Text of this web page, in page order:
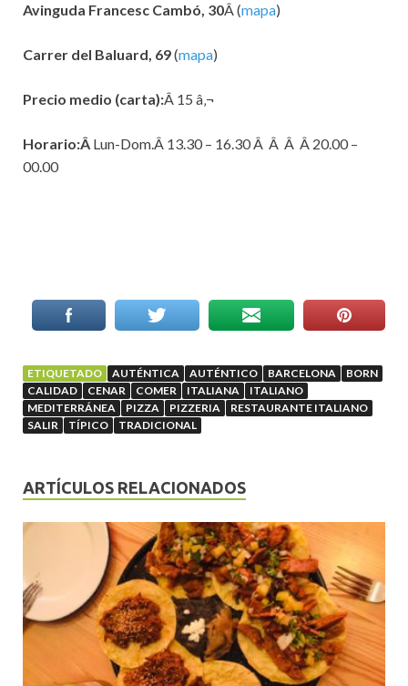
Avinguda Francesc Cambó, 30Â (mapa)
Carrer del Baluard, 69(mapa)
Precio medio (carta):Â 15 â‚¬
Horario:Â Lun-Dom.Â 13.30 – 16.30 Â Â Â Â 20.00 –
00.00
ETIQUETADO AUTÉNTICA AUTÉNTICO BARCELONA
BORN
CALIDAD
CENAR COMER ITALIANA
ITALIANO
MEDITERRÁNEA
PIZZA PIZZERIA
RESTAURANTE ITALIANO
SALIR
TÍPICO TRADICIONAL
ARTÍCULOS RELACIONADOS